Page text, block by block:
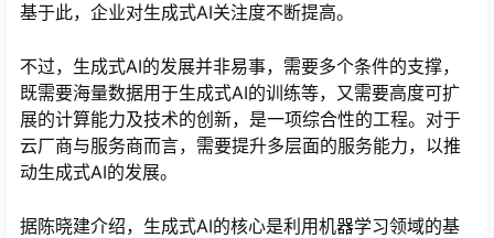
基于此，企业对生成式AI关注度不断提高。
不过，生成式AI的发展并非易事，需要多个条件的支撑，
既需要海量数据用于生成式AI的训练等，又需要高度可扩
展的计算能力及技术的创新，是一项综合性的工程。对于
云厂商与服务商而言，需要提升多层面的服务能力，以推
动生成式AI的发展。
据陈晓建介绍，生成式AI的核心是利用机器学习领域的基